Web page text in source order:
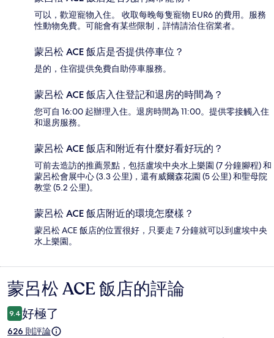
可以，歡迎寵物入住。 收取每晚每隻寵物 EUR6 的費用。服務
性動物免費。可能會有某些限制，詳情請洽住宿業者。
蒙呂松 ACE 飯店是否提供停車位？
是的，住宿提供免費自助停車服務。
蒙呂松 ACE 飯店入住登記和退房的時間為？
您可自 16:00 起辦理入住。退房時間為 11:00。提供零接觸入住
和退房服務。
蒙呂松 ACE 飯店和附近有什麼好看好玩的？
可前去造訪的推薦景點，包括盧埃中央水上樂園 (7 分鐘腳程) 和
蒙呂松會展中心 (3.3 公里)，還有威爾森花園 (5 公里) 和聖母院
教堂 (5.2 公里)。
蒙呂松 ACE 飯店附近的環境怎麼樣？
蒙呂松 ACE 飯店的位置很好，只要走 7 分鐘就可以到盧埃中央
水上樂園。
評
論
蒙呂松 ACE 飯店的評論
9.4 好極了
626 則評論